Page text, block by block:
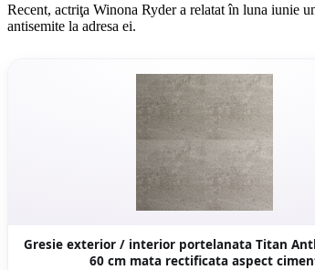
Recent, actriţa Winona Ryder a relatat în luna iunie
antisemite la adresa ei.
Gresie exterior / interior portelanata Titan
60 cm mata rectificata aspect